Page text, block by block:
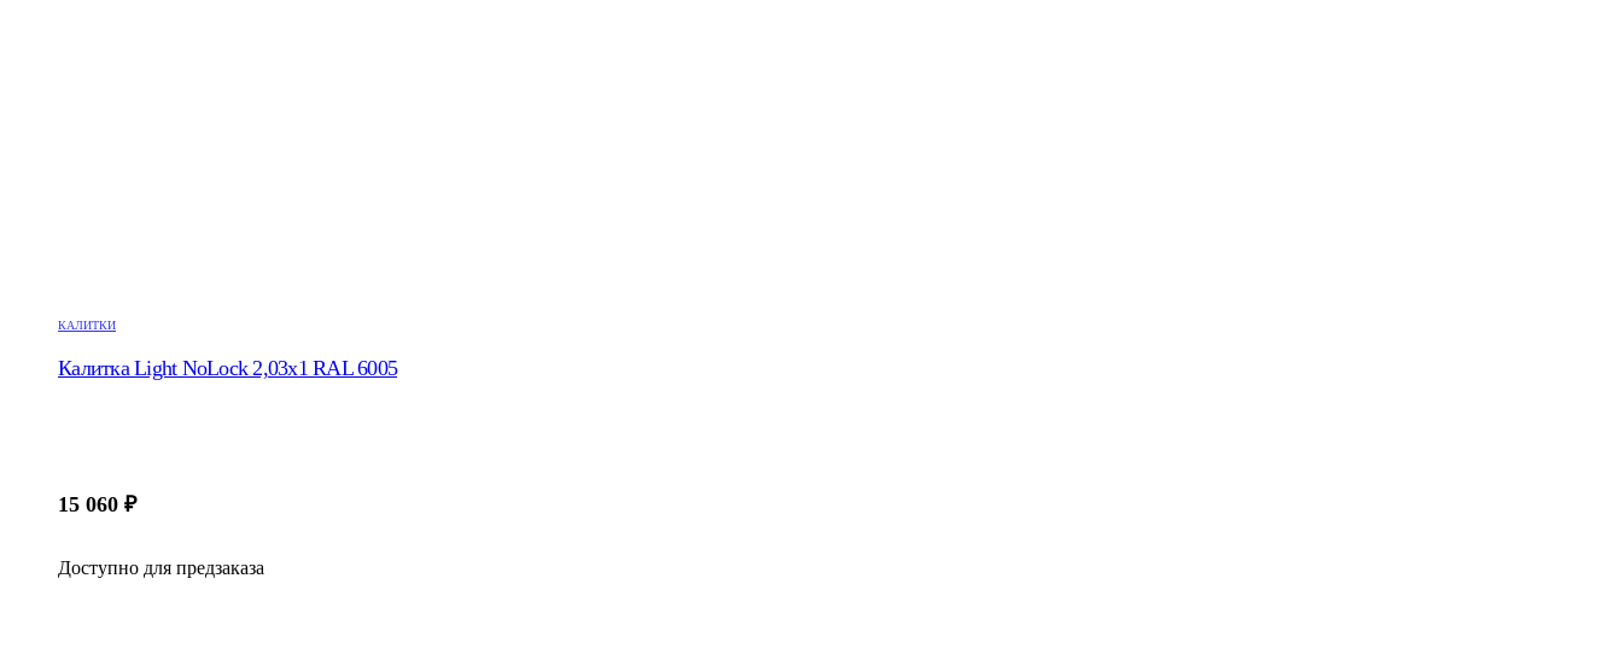
КАЛИТКИ
Калитка Light NoLock 2,03х1 RAL 6005
15 060 ₽
Доступно для предзаказа